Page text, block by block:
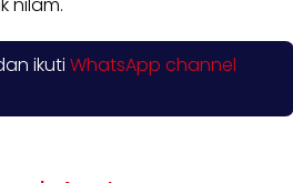
ikuti WhatsApp channel